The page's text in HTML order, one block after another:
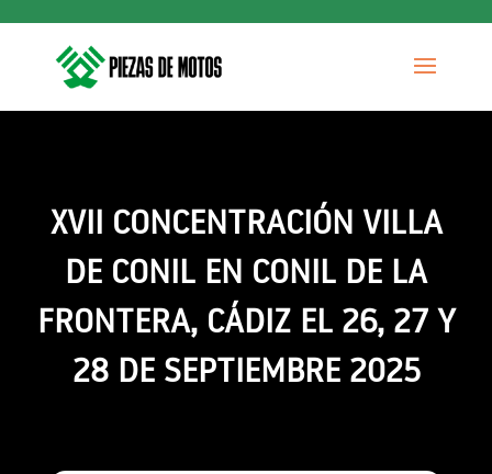
XVII CONCENTRACIÓN VILLA
DE CONIL EN CONIL DE LA
FRONTERA, CÁDIZ EL 26, 27 Y
28 DE SEPTIEMBRE 2025